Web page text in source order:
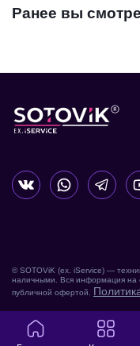
Ранее вы
© SOTOViK (ex. iService) —
наличными. Вся информация на
публичной офертой.